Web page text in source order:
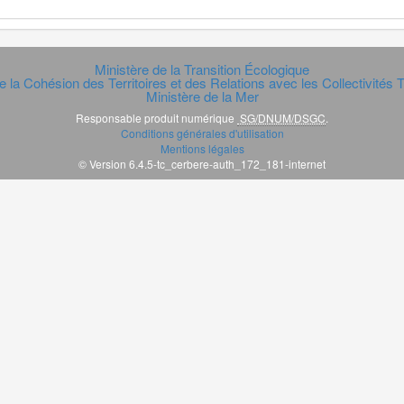
Ministère de la Transition Écologique
la Cohésion des Territoires et des Relations avec les Collectivités
Ministère de la Mer
Responsable produit numérique SG/DNUM/DSGC
Conditions générales d'utilisation
Mentions légales
© Version 6.4.5-tc_cerbere-auth_172_181-internet